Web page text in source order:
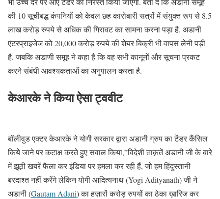
की 10 सूचीबद्ध कंपनियों को केवल छह कारोबारी सत्रों में संयुक्त रूप से 8.5
लाख करोड़ रुपये से अधिक की गिरावट का सामना करना पड़ा है. अडानी
एंटरप्राइजेज को 20,000 करोड़ रुपये की शेयर बिक्री भी वापस लेनी पड़ी
है. जबकि अडाणी समूह ने कहा है कि वह सभी कानूनों और सूचना प्रकट
करने संबंधी आवश्यकताओं का अनुपालन करता है.
केआरके ने किया ऐसा ट्ववीट
बॉलीवुड एक्टर केआरके ने योगी सरकार द्वारा अडानी ग्रुप का टेंडर कैंसिल
किये जाने पर कटाक्ष करते हुए सवाल किया,”विदेशी ताक़तें अडानी जी के बारे
में झूठी खबरें फैला कर इंडिया पर हमला कर रही हैं, जो हम हिंदुस्तानी
बरदाश्त नहीं करेंगे लेकिन योगी आदित्यनाथ (Yogi Adityanath) जी ने
अडानी (Gautam Adani) का हज़ारों करोड़ रुपयों का ठेका ख़ारिज कर